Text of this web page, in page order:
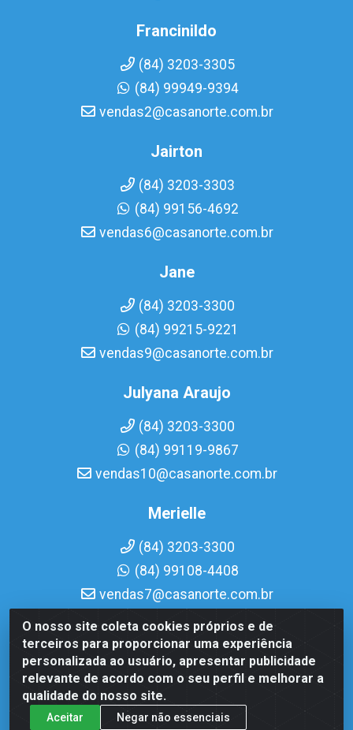
O nosso site coleta cookies próprios e de
terceiros para proporcionar uma experiência
personalizada ao usuário, apresentar publicidade
relevante de acordo com o seu perfil e melhorar a
qualidade do nosso site.
Aceitar Negar não essenciais
Francinildo
(84) 3203-3305
(84) 99949-9394
vendas2@casanorte.com.br
Jairton
(84) 3203-3303
(84) 99156-4692
vendas6@casanorte.com.br
Jane
(84) 3203-3300
(84) 99215-9221
vendas9@casanorte.com.br
Julyana Araujo
(84) 3203-3300
(84) 99119-9867
vendas10@casanorte.com.br
Merielle
(84) 3203-3300
(84) 99108-4408
vendas7@casanorte.com.br
Casa Norte LTDA - Av. Interventor Mário Câmara, 1815 - Dix-
Sept Rosado, Natal/RN - CEP 59054-600 - CNPJ
08.713.513/0001-51